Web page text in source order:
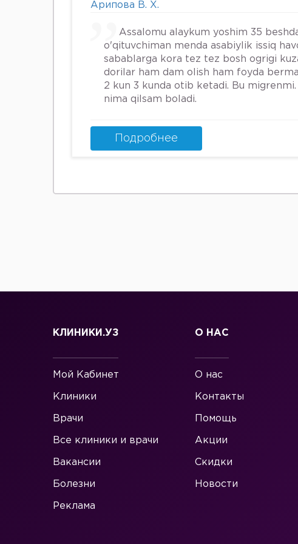
Арипова В. Х.
Assalomu alaykum yoshim 35
o'qituvchiman menda asabiylik issiq
sabablarga kora tez tez bosh ogrigi
dorilar ham dam olish ham foyda
2 kun 3 kunda otib ketadi. Bu migrenmi.
nima qilsam boladi.
Подробнее
КЛИНИКИ.УЗ
Мой Кабинет
Клиники
Врачи
Все клиники и врачи
Вакансии
Болезни
Реклама
О НАС
О нас
Контакты
Помощь
Акции
Скидки
Новости